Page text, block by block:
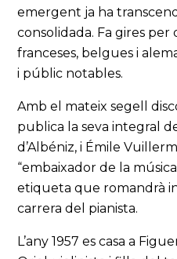
emergent ja ha
consolidada. Fa gires per
franceses, belgues i
i públic notables.
Amb el mateix segell
publica la seva integral
d’Albéniz, i Émile
“embaixador de la
etiqueta que romandrà
carrera del pianista.
L’any 1957 es casa a